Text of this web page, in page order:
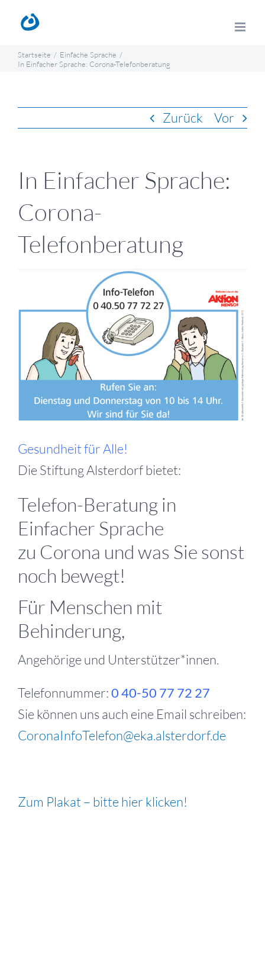
Inhalt
springen
Startseite
Einfache Sprache
In Einfacher Sprache: Corona-Telefonberatung
Zurück Vor
In Einfacher Sprache:
Corona-
Telefonberatung
Gesundheit für Alle!
Die Stiftung Alsterdorf bietet:
Telefon-Beratung in
Einfacher Sprache
zu Corona und was Sie sonst
noch bewegt!
Für Menschen mit
Behinderung,
Angehörige und Unterstützer*innen.
Telefonnummer:0 40-50 77 72 27
Sie können uns auch eine Email schreiben:
CoronaInfoTelefon@eka.alsterdorf.de
Zum Plakat – bitte hier klicken!